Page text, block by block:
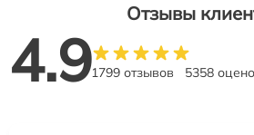
Отзывы
4.91799 отзывов 5358